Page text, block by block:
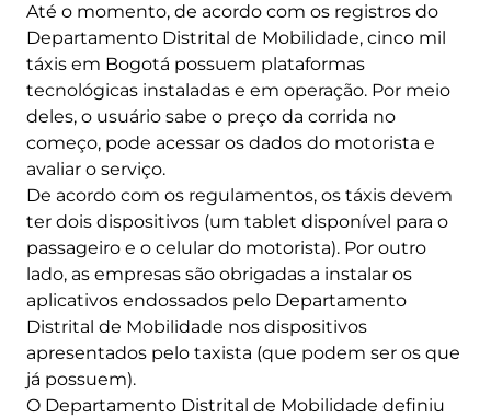
Até o momento, de acordo com os registros do
Departamento Distrital de Mobilidade, cinco mil
táxis em Bogotá possuem plataformas
tecnológicas instaladas e em operação. Por meio
deles, o usuário sabe o preço da corrida no
começo, pode acessar os dados do motorista e
avaliar o serviço.
De acordo com os regulamentos, os táxis devem
ter dois dispositivos (um tablet disponível para o
passageiro e o celular do motorista). Por outro
lado, as empresas são obrigadas a instalar os
aplicativos endossados ​​pelo Departamento
Distrital de Mobilidade nos dispositivos
apresentados pelo taxista (que podem ser os que
já possuem).
O Departamento Distrital de Mobilidade definiu